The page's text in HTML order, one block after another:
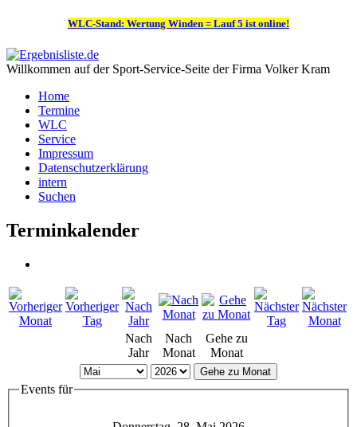
WLC-Stand: Wertung Winden = Lauf 5 ist online!
Willkommen auf der Sport-Service-Seite der Firma Volker Kram
Home
Termine
WLC
Service
Impressum
Datenschutzerklärung
intern
Suchen
Terminkalender
Nach
Jahr
Nach
Monat
Gehe zu
Monat
Gehe zu Monat
Events für